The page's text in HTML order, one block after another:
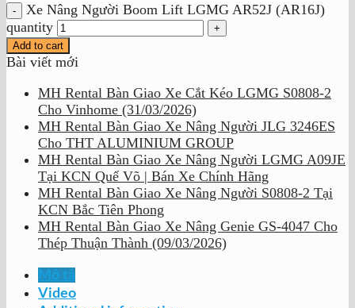
Xe Nâng Người Boom Lift LGMG AR52J (AR16J)
quantity
Add to cart
Bài viết mới
MH Rental Bàn Giao Xe Cắt Kéo LGMG S0808-2
Cho Vinhome (31/03/2026)
MH Rental Bàn Giao Xe Nâng Người JLG 3246ES
Cho THT ALUMINIUM GROUP
MH Rental Bàn Giao Xe Nâng Người LGMG A09JE
Tại KCN Quế Võ | Bán Xe Chính Hãng
MH Rental Bàn Giao Xe Nâng Người S0808-2 Tại
KCN Bắc Tiên Phong
MH Rental Bàn Giao Xe Nâng Genie GS-4047 Cho
Thép Thuận Thành (09/03/2026)
Mô tả
Video